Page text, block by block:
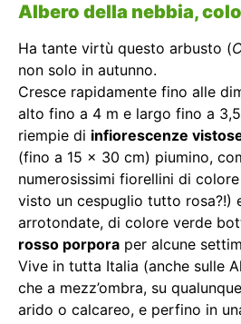
Albero della nebbia,
Ha tante virtù questo arbusto (
non solo in autunno.
Cresce rapidamente fino alle
alto fino a 4 m e largo fino a
riempie di infiorescenze
(fino a 15 x 30 cm) piumino,
numerosissimi fiorellini di
visto un cespuglio tutto rosa?!)
arrotondate, di colore verde
rosso porpora per alcune
Vive in tutta Italia (anche sulle
che a mezz’ombra, su
arido o calcareo, e perfino in